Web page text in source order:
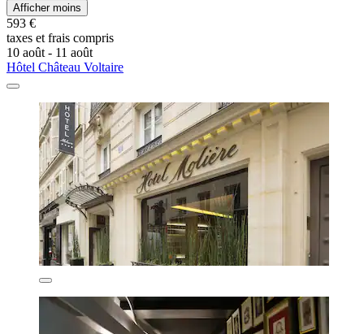
Afficher moins
593 €
taxes et frais compris
10 août - 11 août
Hôtel Château Voltaire